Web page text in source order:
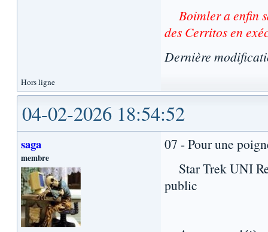
Boimler a enfin
des Cerritos en
Dernière
Hors ligne
04-02-2026 18:54:52
saga
membre
07 - Pour une
Star Trek UNI
public